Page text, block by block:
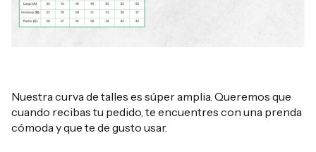
Nuestra curva de talles es súper amplia. Queremos que
cuando recibas tu pedido, te encuentres con una prenda
cómoda y que te de gusto usar.